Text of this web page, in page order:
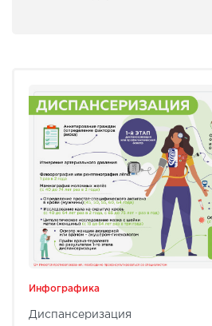
Инфографика
Диспансеризация